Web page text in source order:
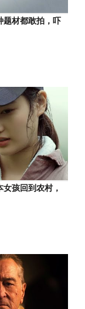
题材都敢拍，吓
孩回到农村，